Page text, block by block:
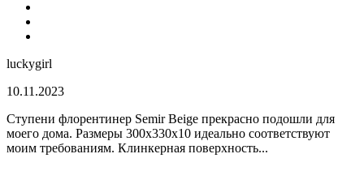
luckygirl
10.11.2023
Ступени флорентинер Semir Beige прекрасно подошли для
моего дома. Размеры 300х330х10 идеально соответствуют
моим требованиям. Клинкерная поверхность...